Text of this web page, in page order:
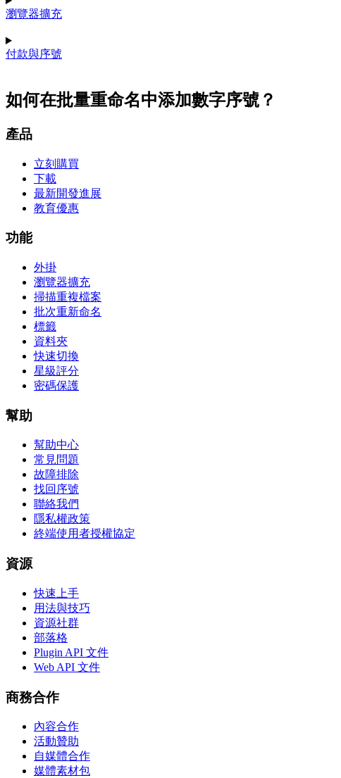
瀏覽器擴充
付款與序號
如何在批量重命名中添加數字序號？
產品
立刻購買
下載
最新開發進展
教育優惠
功能
外掛
瀏覽器擴充
掃描重複檔案
批次重新命名
標籤
資料夾
快速切換
星級評分
密碼保護
幫助
幫助中心
常見問題
故障排除
找回序號
聯絡我們
隱私權政策
終端使用者授權協定
資源
快速上手
用法與技巧
資源社群
部落格
Plugin API 文件
Web API 文件
商務合作
內容合作
活動贊助
自媒體合作
媒體素材包